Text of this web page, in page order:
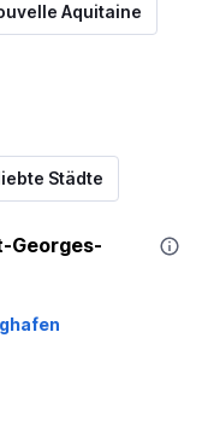
Aquitaine
Städte
Georges-